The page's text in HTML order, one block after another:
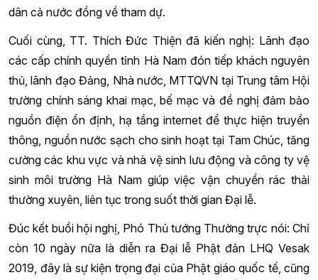
dân cả nước đồng về tham dự.
Cuối cùng, TT. Thích Đức Thiện đã kiến nghị: Lãnh đạo
các cấp chính quyền tỉnh Hà Nam đón tiếp khách nguyên
thủ, lãnh đạo Đảng, Nhà nước, MTTQVN tại Trung tâm Hội
trường chính sáng khai mạc, bế mạc và đề nghị đảm bảo
nguồn điện ổn định, hạ tầng internet để thực hiện truyền
thông, nguồn nước sạch cho sinh hoạt tại Tam Chúc, tăng
cường các khu vực và nhà vệ sinh lưu động và công ty vệ
sinh môi trường Hà Nam giúp việc vận chuyển rác thải
thường xuyên, liên tục trong suốt thời gian Đại lễ.
Đúc kết buổi hội nghị, Phó Thủ tướng Thường trực nói: Chỉ
còn 10 ngày nữa là diễn ra Đại lễ Phật đản LHQ Vesak
2019, đây là sự kiện trọng đại của Phật giáo quốc tế, cũng